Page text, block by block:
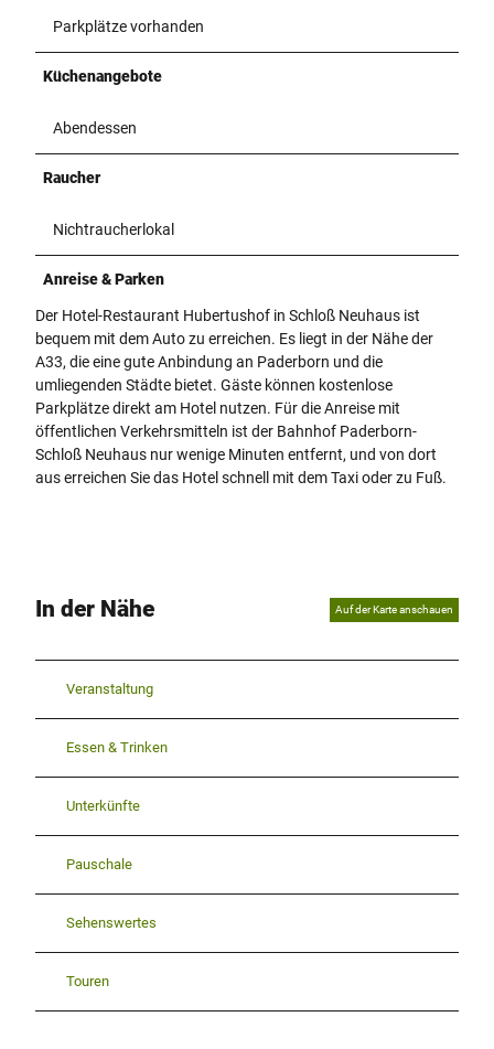
Parkplätze vorhanden
Küchenangebote
Abendessen
Raucher
Nichtraucherlokal
Anreise & Parken
Der Hotel-Restaurant Hubertushof in Schloß Neuhaus ist
bequem mit dem Auto zu erreichen. Es liegt in der Nähe der
A33, die eine gute Anbindung an Paderborn und die
umliegenden Städte bietet. Gäste können kostenlose
Parkplätze direkt am Hotel nutzen. Für die Anreise mit
öffentlichen Verkehrsmitteln ist der Bahnhof Paderborn-
Schloß Neuhaus nur wenige Minuten entfernt, und von dort
aus erreichen Sie das Hotel schnell mit dem Taxi oder zu Fuß.
In der Nähe Auf der Karte anschauen
Veranstaltung
Essen & Trinken
Unterkünfte
Pauschale
Sehenswertes
Touren